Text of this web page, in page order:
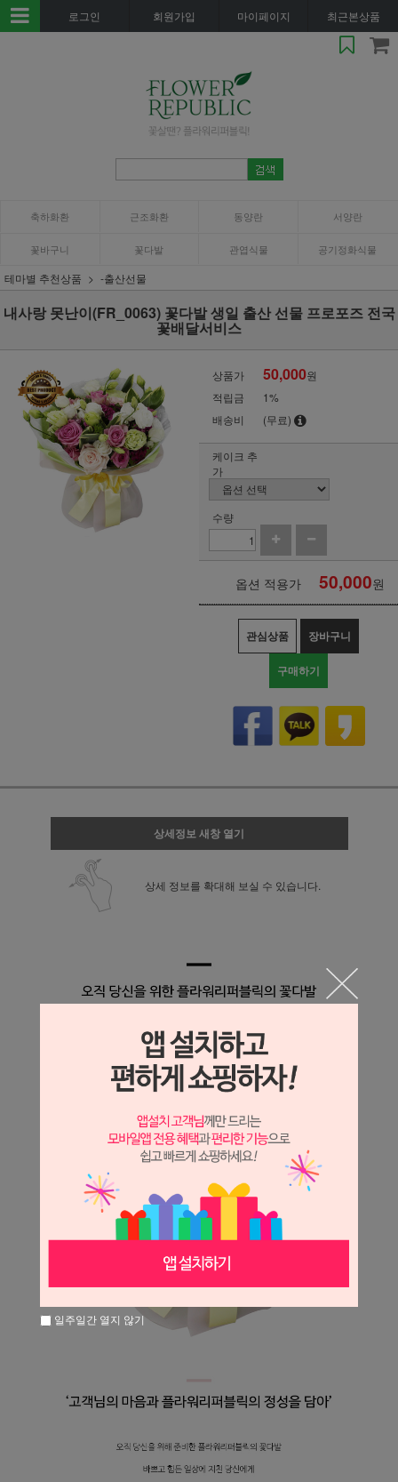
로그인 회원가입 마이페이지 최근본상품
축하화환 근조화환 동양란 서양란
꽃바구니 꽃다발 관엽식물 공기정화식물
테마별 추천상품 -출산선물
내사랑 못난이(FR_0063) 꽃다발 생일 출산 선물 프로포즈 전국
꽃배달서비스
상품가 50,000원
적립금
1%
배송비
(무료)
케이크 추
가
수량
옵션 적용가 50,000원
관심상품 장바구니
구매하기
상세정보 새창 열기
상세 정보를 확대해 보실 수 있습니다.
일주일간 열지 않기